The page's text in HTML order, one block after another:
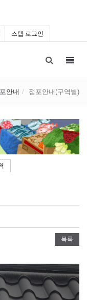
스텝 로그인
안내 점포안내(구역별)
목록